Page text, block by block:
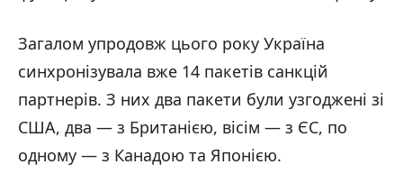
Загалом упродовж цього року Україна
синхронізувала вже 14 пакетів санкцій
партнерів. З них два пакети були узгоджені зі
США, два — з Британією, вісім — з ЄС, по
одному — з Канадою та Японією.